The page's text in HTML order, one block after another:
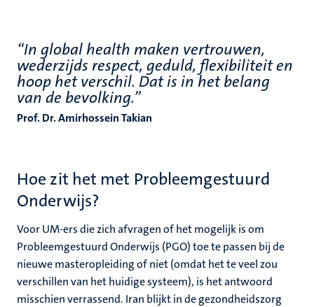
“In global health maken vertrouwen,
wederzijds respect, geduld, flexibiliteit en
hoop het verschil. Dat is in het belang
van de bevolking.”
Prof. Dr. Amirhossein Takian
Hoe zit het met Probleemgestuurd
Onderwijs?
Voor UM-ers die zich afvragen of het mogelijk is om
Probleemgestuurd Onderwijs (PGO) toe te passen bij de
nieuwe masteropleiding of niet (omdat het te veel zou
verschillen van het huidige systeem), is het antwoord
misschien verrassend. Iran blijkt in de gezondheidszorg